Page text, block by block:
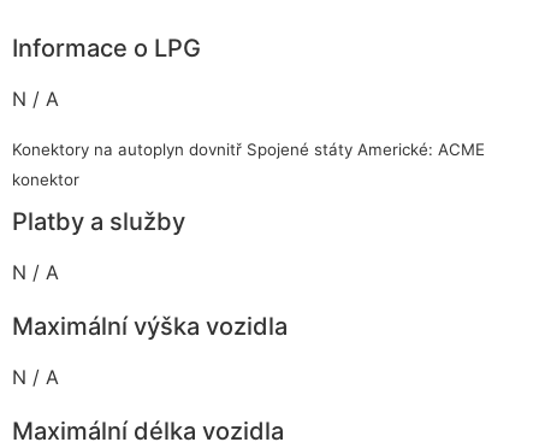
Informace o LPG
N / A
Konektory na autoplyn dovnitř Spojené státy Americké: ACME
konektor
Platby a služby
N / A
Maximální výška vozidla
N / A
Maximální délka vozidla